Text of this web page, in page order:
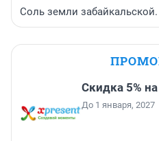
Соль земли
Скидка 5%
До 1 января, 2027